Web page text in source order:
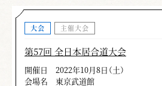
大会 主催大会
第57回 全日本居合道大会
開催日
2022年10月8日（土）
会場名
東京武道館